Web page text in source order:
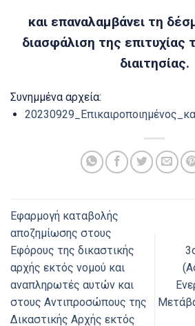
και επαναλαμβάνει τη
διασφάλιση της επιτυχίας
διαιτησίας.
Συνημμένα αρχεία:
Εφαρμογή καταβολής
αποζημίωσης στους
Εφόρους της δικαστικής
αρχής εκτός νομού και
αναπληρωτές αυτών και
στους Αντιπροσώπους της
Δικαστικής Αρχής εκτός